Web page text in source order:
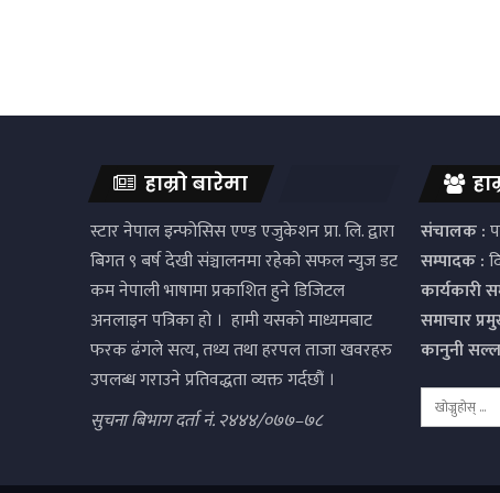
हाम्रो बारेमा
स्टार नेपाल इन्फोसिस एण्ड एजुकेशन प्रा. लि. द्वारा
बिगत ९ बर्ष देखी संञ्चालनमा रहेको सफल न्युज डट
कम नेपाली भाषामा प्रकाशित हुने डिजिटल
अनलाइन पत्रिका हो । हामी यसको माध्यमबाट
फरक ढंगले सत्य, तथ्य तथा हरपल ताजा खवरहरु
उपलब्ध गराउने प्रतिवद्धता व्यक्त गर्दछौं ।
सुचना बिभाग दर्ता नं. २४४४/०७७–७८
संचालक :
सम्पादक :
कार्यकारी
समाचार
कानुनी